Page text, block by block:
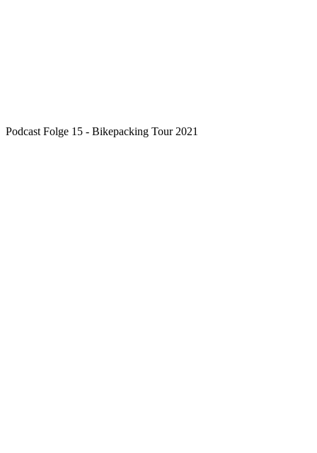
Podcast Folge 15 - Bikepacking Tour 2021